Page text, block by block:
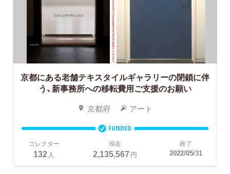
京都にある老舗テキスタイルギャラリーの閉鎖に伴
う、新事務所への移転費用ご支援のお願い
京都府 アート
FUNDED
コレクター
132 人
現在
2,135,567円
終了
2022/05/31